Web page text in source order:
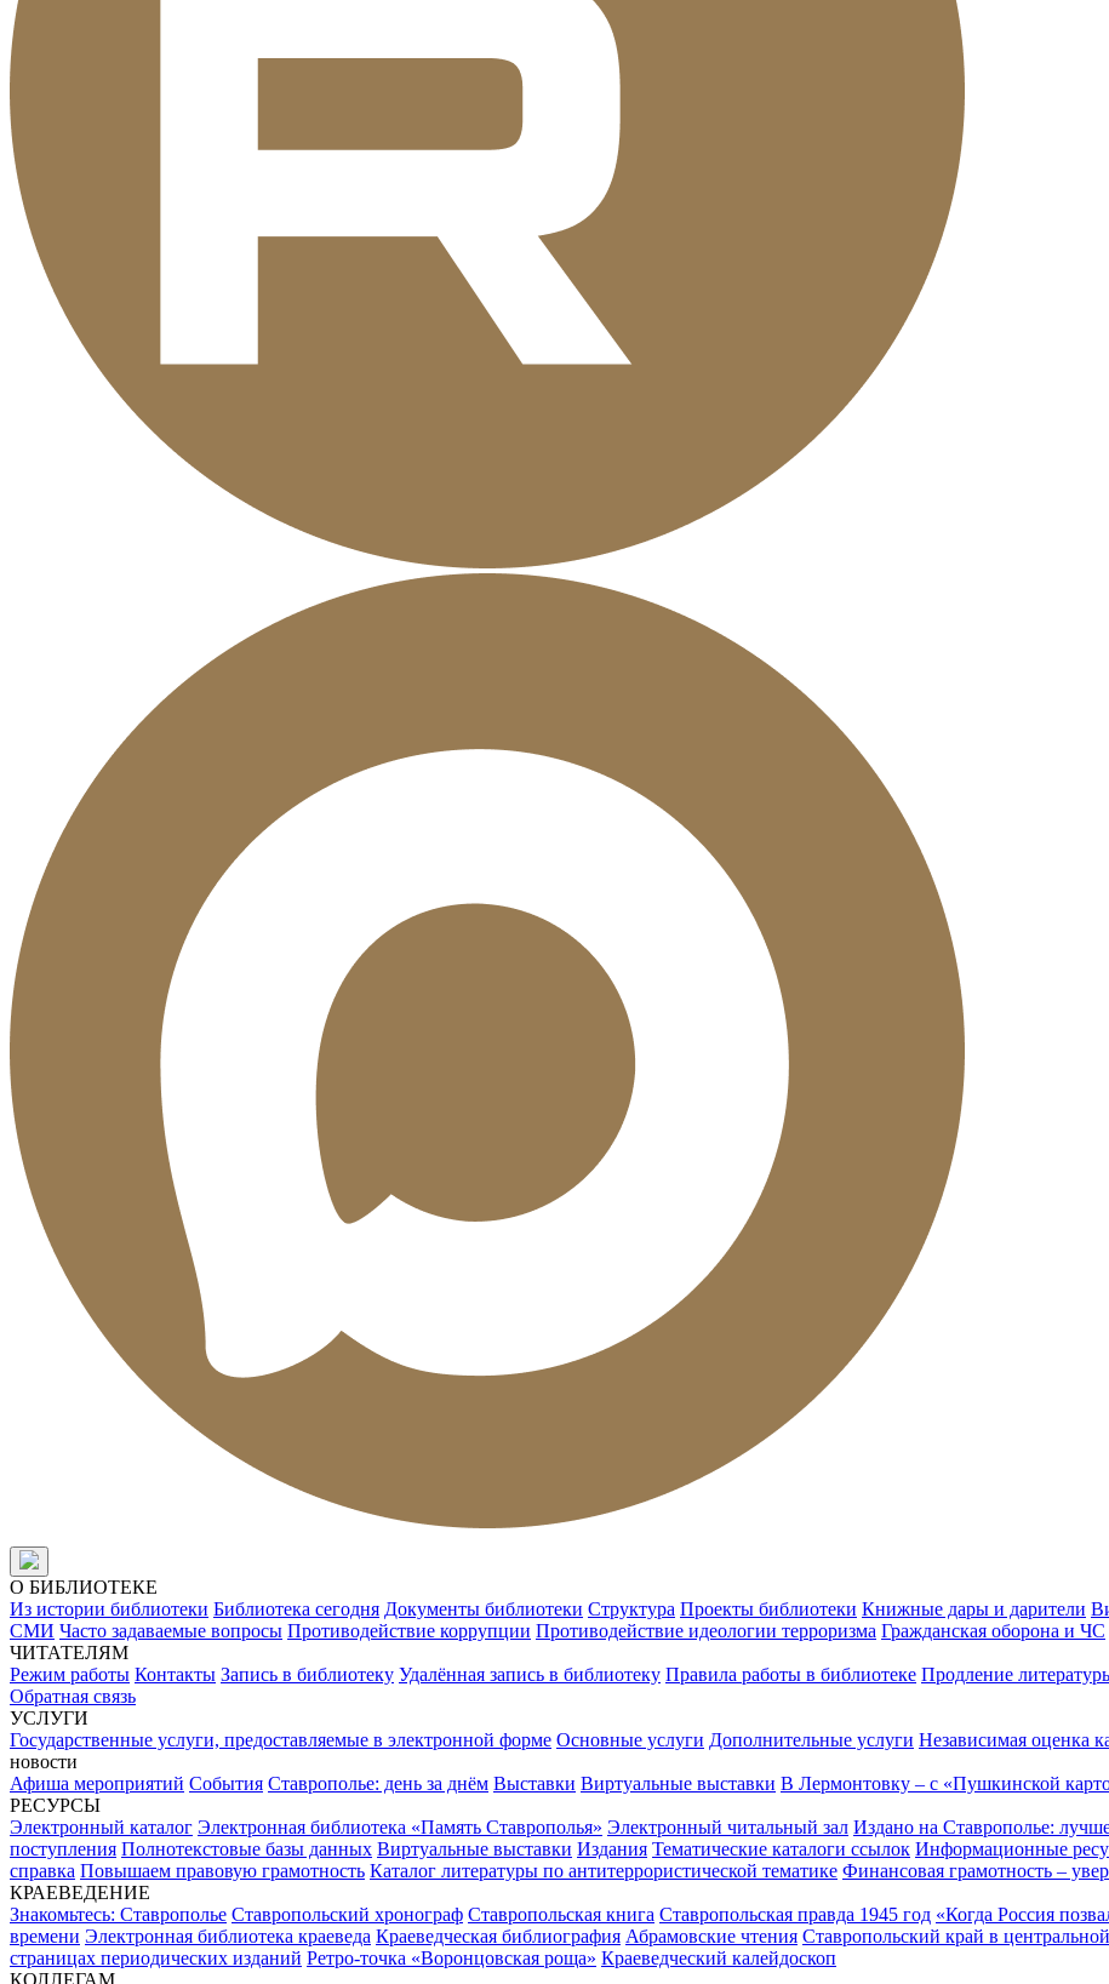
О БИБЛИОТЕКЕ
Из истории библиотеки Библиотека сегодня Документы библиотеки Структура Проекты библиотеки Книжные дары и дарители
СМИ Часто задаваемые вопросы Противодействие коррупции Противодействие идеологии терроризма Гражданская оборона и ЧС
ЧИТАТЕЛЯМ
Режим работы Контакты Запись в библиотеку Удалённая запись в библиотеку Правила работы в библиотеке Продление
Обратная связь
УСЛУГИ
Государственные услуги, предоставляемые в электронной форме Основные услуги Дополнительные услуги Независимая оценка
новости
Афиша мероприятий События Ставрополье: день за днём Выставки Виртуальные выставки В Лермонтовку – с «Пушкинской
РЕСУРСЫ
Электронный каталог Электронная библиотека «Память Ставрополья» Электронный читальный зал Издано на Ставрополье:
поступления Полнотекстовые базы данных Виртуальные выставки Издания Тематические каталоги ссылок Информационные
справка Повышаем правовую грамотность Каталог литературы по антитеррористической тематике Финансовая грамотность –
КРАЕВЕДЕНИЕ
Знакомьтесь: Ставрополье Ставропольский хронограф Ставропольская книга Ставропольская правда 1945 год «Когда Россия
времени Электронная библиотека краеведа Краеведческая библиография Абрамовские чтения Ставропольский край в
страницах периодических изданий Ретро-точка «Воронцовская роща» Краеведческий калейдоскоп
КОЛЛЕГАМ